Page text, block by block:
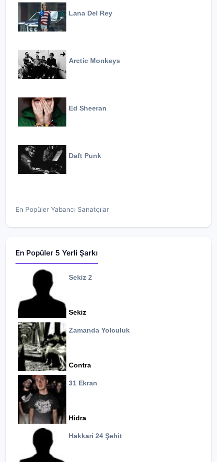
Lana Del Rey
Arctic Monkeys
Ed Sheeran
Daft Punk
En Popüler Yabancı Sanatçılar
En Popüler 5 Yerli Şarkı
Sekiz 2
Sekiz
Zamanda Yolculuk
Contra
31 Ekran
Hidra
Hakkari 24 Şehit